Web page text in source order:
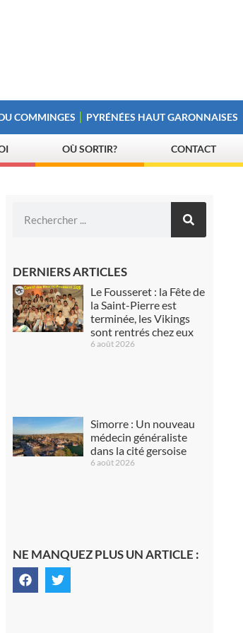
COMMINGES PYRÉNÉES HAUT GARONNAISES
OÙ SORTIR? CONTACT
DERNIERS ARTICLES
Le Fousseret : la Fête de
la Saint-Pierre est
terminée, les Vikings
sont rentrés chez eux
6 août 2026
Simorre : Un nouveau
médecin généraliste
dans la cité gersoise
6 août 2026
NE MANQUEZ PLUS UN ARTICLE :